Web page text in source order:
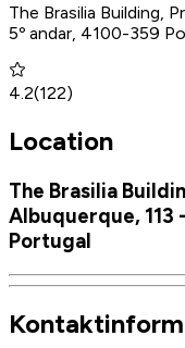
The Brasilia Building,
5º andar, 4100-359
4.2(122)
Location
The Brasilia
Albuquerque, 113
Portugal